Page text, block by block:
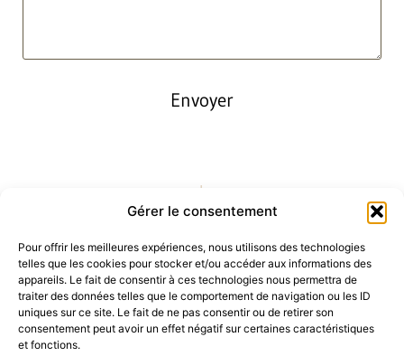
Gérer le consentement
Pour offrir les meilleures expériences, nous utilisons des technologies
telles que les cookies pour stocker et/ou accéder aux informations des
appareils. Le fait de consentir à ces technologies nous permettra de
traiter des données telles que le comportement de navigation ou les ID
uniques sur ce site. Le fait de ne pas consentir ou de retirer son
consentement peut avoir un effet négatif sur certaines caractéristiques
et fonctions.
Envoyer